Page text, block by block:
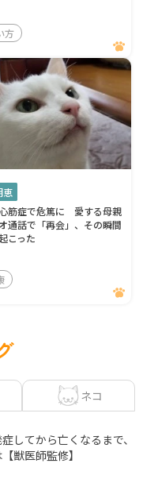
方
恵
筋症で危篤に 愛する母親
通話で「再会」、その瞬間
こった
ネコ
してから亡くなるまで、
獣医師監修】